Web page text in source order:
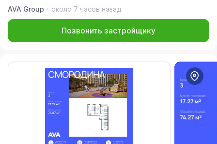
AVA Group
около 7 часов назад
Позвонить застройщику